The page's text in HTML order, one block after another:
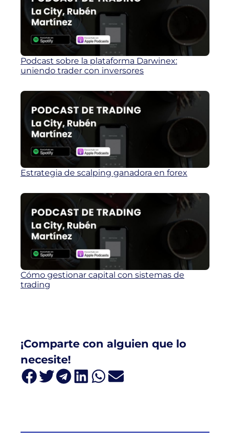
Podcast sobre la plataforma Darwinex:
uniendo trader con inversores
Estrategia de scalping ganadora en forex
Cómo gestionar capital con sistemas de
trading
¡Comparte con alguien que lo
necesite!